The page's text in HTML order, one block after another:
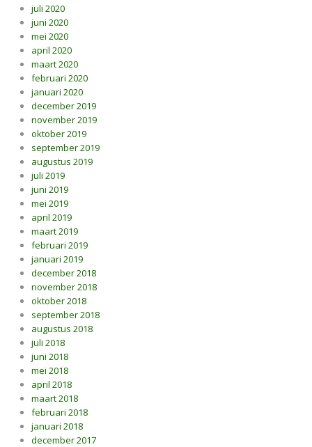
juli 2020
juni 2020
mei 2020
april 2020
maart 2020
februari 2020
januari 2020
december 2019
november 2019
oktober 2019
september 2019
augustus 2019
juli 2019
juni 2019
mei 2019
april 2019
maart 2019
februari 2019
januari 2019
december 2018
november 2018
oktober 2018
september 2018
augustus 2018
juli 2018
juni 2018
mei 2018
april 2018
maart 2018
februari 2018
januari 2018
december 2017